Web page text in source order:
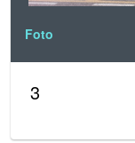
Foto
3